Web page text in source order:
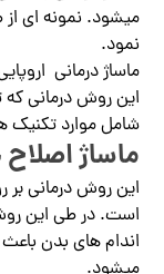
میشود. نمونه ای
نمود.
ماساژ درمانی
این روش درمانی
شامل موارد تکنیک
ماساژ
این روش درمانی بر
است. در طی این
اندام های بدن